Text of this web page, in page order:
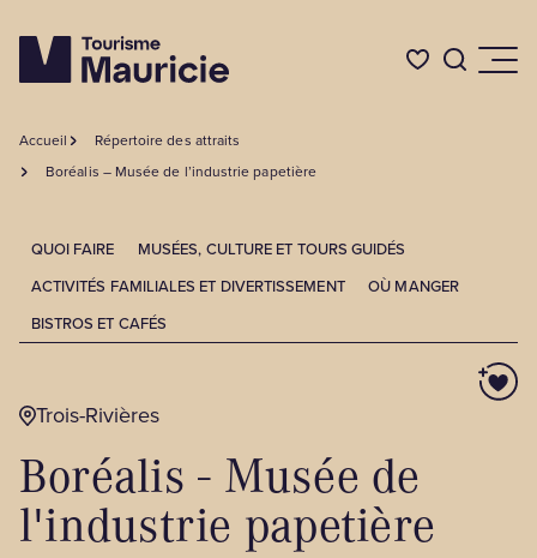
Quoi faire
Où dormir
Où manger
Événements
L'été en Mauricie
Accueil
Répertoire des attraits
Boréalis – Musée de l’industrie papetière
QUOI FAIRE
MUSÉES, CULTURE ET TOURS GUIDÉS
ACTIVITÉS FAMILIALES ET DIVERTISSEMENT
OÙ MANGER
BISTROS ET CAFÉS
Trois-Rivières
Boréalis - Musée de
l'industrie papetière